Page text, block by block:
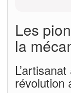
Les
la
révolution